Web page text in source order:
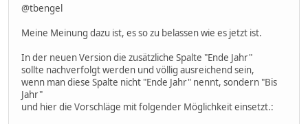
@tbengel
Meine Meinung dazu ist, es so zu belassen wie es jetzt ist.
In der neuen Version die zusätzliche Spalte "Ende Jahr"
sollte nachverfolgt werden und völlig ausreichend sein,
wenn man diese Spalte nicht "Ende Jahr" nennt, sondern "Bis
Jahr"
und hier die Vorschläge mit folgender Möglichkeit einsetzt.: